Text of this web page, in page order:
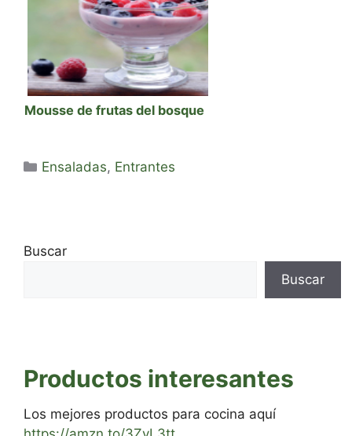
Mousse de frutas del bosque
Categorías
Ensaladas, Entrantes
Buscar
Buscar
Productos interesantes
Los mejores productos para cocina aquí